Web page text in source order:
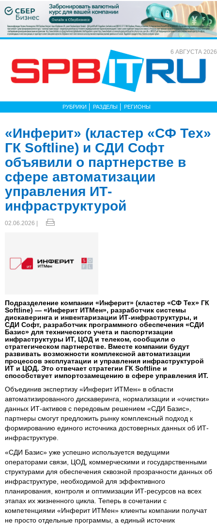
6 АВГУСТА 2026
РУБРИКИ РАЗДЕЛЫ РЕГИОНЫ
«Инферит» (кластер «СФ Тех»
ГК Softline) и СДИ Софт
объявили о партнерстве в
сфере автоматизации
управления ИТ-
инфраструктурой
02.06.2026 |
Подразделение компании «Инферит» (кластер «СФ Тех» ГК
Softline) — «Инферит ИТМен», разработчик системы
дискаверинга и инвентаризации ИТ-инфраструктуры, и
СДИ Софт, разработчик программного обеспечения «СДИ
Базис» для технического учета и паспортизации
инфраструктуры ИТ, ЦОД и телеком, сообщили о
стратегическом партнерстве. Вместе компании будут
развивать возможности комплексной автоматизации
процессов эксплуатации и управления инфраструктурой
ИТ и ЦОД. Это отвечает стратегии ГК Softline и
способствует импортозамещению в сфере управления ИТ.
Объединив экспертизу «Инферит ИТМен» в области
автоматизированного дискаверинга, нормализации и «очистки»
данных ИТ-активов с передовым решением «СДИ Базис»,
партнеры смогут предложить рынку комплексный подход к
формированию единого источника достоверных данных об ИТ-
инфраструктуре.
«СДИ Базис» уже успешно используется ведущими
операторами связи, ЦОД, коммерческими и государственными
структурами для обеспечения сквозной прозрачности данных об
инфраструктуре, необходимой для эффективного
планирования, контроля и оптимизации ИТ-ресурсов на всех
этапах их жизненного цикла. Теперь в сочетании с
компетенциями «Инферит ИТМен» клиенты компании получат
не просто отдельные программы, а единый источник